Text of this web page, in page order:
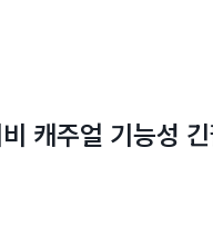
캐주얼 기능성